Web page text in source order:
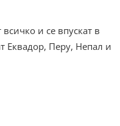
и се впускат в
Еквадор, Перу, Непал и